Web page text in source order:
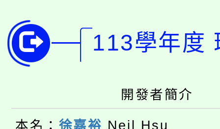
版
公告本校115學年度第
代理(課)教師甄選結果(
「2026金融保險知識
生本土語及新住民語歌
公告本校115學年度第
113學年度
開發者簡介
本名： 徐嘉裕 Neil Hsu